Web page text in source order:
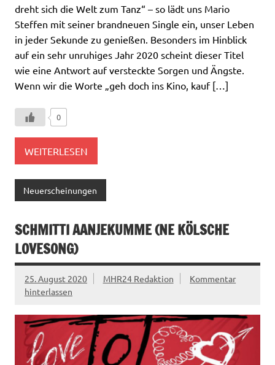
dreht sich die Welt zum Tanz“ – so lädt uns Mario
Steffen mit seiner brandneuen Single ein, unser Leben
in jeder Sekunde zu genießen. Besonders im Hinblick
auf ein sehr unruhiges Jahr 2020 scheint dieser Titel
wie eine Antwort auf versteckte Sorgen und Ängste.
Wenn wir die Worte „geh doch ins Kino, kauf […]
0
WEITERLESEN
Neuerscheinungen
SCHMITTI AANJEKUMME (NE KÖLSCHE
LOVESONG)
25. August 2020 MHR24 Redaktion
Kommentar
hinterlassen